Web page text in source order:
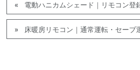
電動ハニカムシェード｜リモコン登
床暖房リモコン｜通常運転・セーブ